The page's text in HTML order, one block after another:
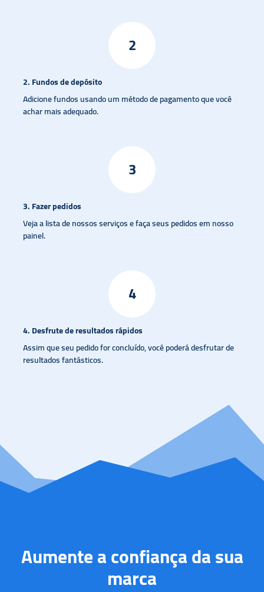
2
2.Fundos de depósito
Adicione fundos usando um método de pagamento que você
achar mais adequado.
3
3. Fazer pedidos
Veja a lista de nossos serviços e faça seus pedidos em nosso
painel.
4
4.Desfrute de resultados rápidos
Assim que seu pedido for concluído, você poderá desfrutar de
resultados fantásticos.
Aumente a confiança da sua
marca